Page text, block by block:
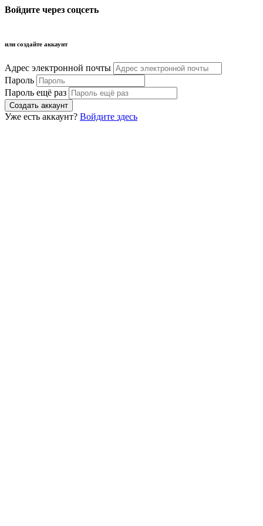
Войдите через соцсеть
или создайте аккаунт
Адрес электронной почты
Пароль
Пароль ещё раз
Уже есть аккаунт? Войдите здесь